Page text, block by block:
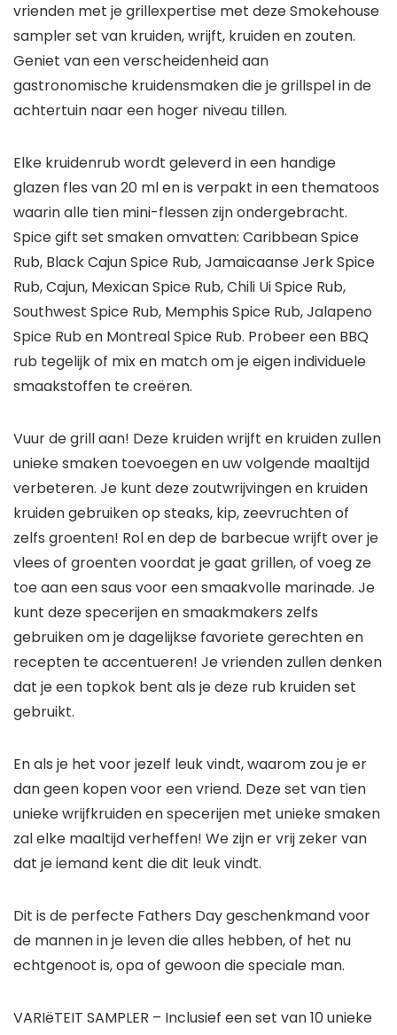
vrienden met je grillexpertise met deze Smokehouse
sampler set van kruiden, wrijft, kruiden en zouten.
Geniet van een verscheidenheid aan
gastronomische kruidensmaken die je grillspel in de
achtertuin naar een hoger niveau tillen.
Elke kruidenrub wordt geleverd in een handige
glazen fles van 20 ml en is verpakt in een thematoos
waarin alle tien mini-flessen zijn ondergebracht.
Spice gift set smaken omvatten: Caribbean Spice
Rub, Black Cajun Spice Rub, Jamaicaanse Jerk Spice
Rub, Cajun, Mexican Spice Rub, Chili Ui Spice Rub,
Southwest Spice Rub, Memphis Spice Rub, Jalapeno
Spice Rub en Montreal Spice Rub. Probeer een BBQ
rub tegelijk of mix en match om je eigen individuele
smaakstoffen te creëren.
Vuur de grill aan! Deze kruiden wrijft en kruiden zullen
unieke smaken toevoegen en uw volgende maaltijd
verbeteren. Je kunt deze zoutwrijvingen en kruiden
kruiden gebruiken op steaks, kip, zeevruchten of
zelfs groenten! Rol en dep de barbecue wrijft over je
vlees of groenten voordat je gaat grillen, of voeg ze
toe aan een saus voor een smaakvolle marinade. Je
kunt deze specerijen en smaakmakers zelfs
gebruiken om je dagelijkse favoriete gerechten en
recepten te accentueren! Je vrienden zullen denken
dat je een topkok bent als je deze rub kruiden set
gebruikt.
En als je het voor jezelf leuk vindt, waarom zou je er
dan geen kopen voor een vriend. Deze set van tien
unieke wrijfkruiden en specerijen met unieke smaken
zal elke maaltijd verheffen! We zijn er vrij zeker van
dat je iemand kent die dit leuk vindt.
Dit is de perfecte Fathers Day geschenkmand voor
de mannen in je leven die alles hebben, of het nu
echtgenoot is, opa of gewoon die speciale man.
VARIëTEIT SAMPLER – Inclusief een set van 10 unieke